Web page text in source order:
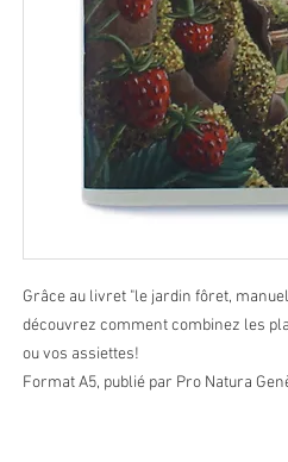
Grâce au livret "le jardin fôret,
découvrez comment combinez les
ou vos assiettes!
Format A5, publié par Pro Natura